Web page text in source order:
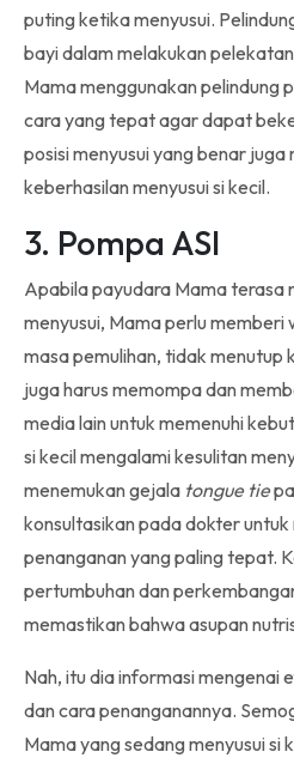
puting ketika menyusui.
bayi dalam melakukan
Mama menggunakan pelindung
cara yang tepat agar dapat
posisi menyusui yang benar
keberhasilan menyusui si kecil.
3. Pompa ASI
Apabila payudara Mama terasa
menyusui, Mama perlu memberi
masa pemulihan, tidak menutup
juga harus memompa dan
media lain untuk memenuhi
si kecil mengalami kesulitan
menemukan gejala tongue tie
konsultasikan pada dokter
penanganan yang paling tepat.
pertumbuhan dan
memastikan bahwa asupan
Nah, itu dia informasi mengenai
dan cara penanganannya.
Mama yang sedang menyusui si